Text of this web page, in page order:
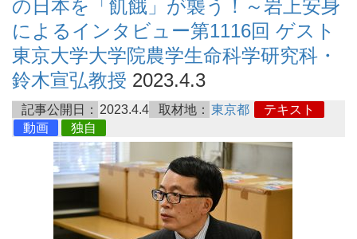
の日本を「飢餓」が襲う！～岩上安身
によるインタビュー第1116回 ゲスト
東京大学大学院農学生命科学研究科・
鈴木宣弘教授 2023.4.3
記事公開日： 2023.4.4 取材地： 東京都
テキスト
動画
独自